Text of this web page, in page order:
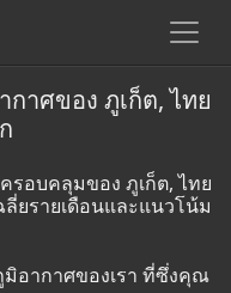
าศของ ภูเก็ต, ไทย
รอบคลุมของ ภูเก็ต, ไทย
ลี่ยรายเดือนและแนวโน้ม
มิอากาศของเรา ที่ซึ่งคุณ